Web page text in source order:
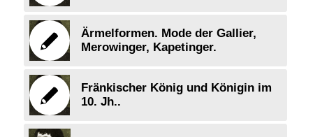
Ärmelformen. Mode der Gallier,
Merowinger, Kapetinger.
Fränkischer König und Königin im
10. Jh..